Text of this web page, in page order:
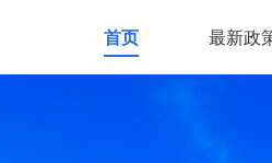
首页 最新政